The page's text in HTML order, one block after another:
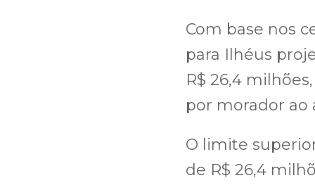
Com base nos
para Ilhéus
R$ 26,4
por morador ao
O limite
de R$ 26,4